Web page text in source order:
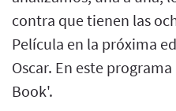
contra que tienen las
Película en la próxima
Oscar. En este
Book'.